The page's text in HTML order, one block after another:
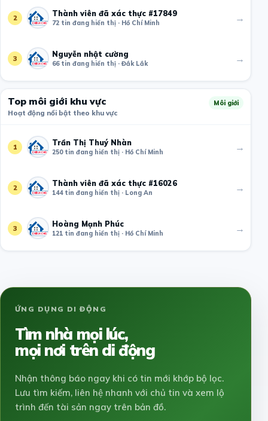
2 Thành viên đã xác thực #17849
72 tin đang hiển thị · Hồ Chí Minh →
3 Nguyễn nhật cường
66 tin đang hiển thị · Đắk Lắk →
Top môi giới khu vực
Hoạt động nổi bật theo khu vực
Môi giới
1 Trần Thị Thuý Nhàn
250 tin đang hiển thị · Hồ Chí Minh →
2 Thành viên đã xác thực #16026
144 tin đang hiển thị · Long An →
3 Hoàng Mạnh Phúc
121 tin đang hiển thị · Hồ Chí Minh →
ỨNG DỤNG DI ĐỘNG
Tìm nhà mọi lúc,
mọi nơi trên di động
Nhận thông báo ngay khi có tin mới khớp bộ lọc.
Lưu tìm kiếm, liên hệ nhanh với chủ tin và xem lộ
trình đến tài sản ngay trên bản đồ.